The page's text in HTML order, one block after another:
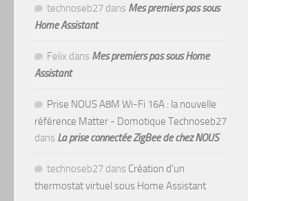
technoseb27 dans Mes premiers pas sous
Home Assistant
Felix dans Mes premiers pas sous Home
Assistant
Prise NOUS A8M Wi-Fi 16A : la nouvelle
référence Matter - Domotique Technoseb27
dans La prise connectée ZigBee de chez NOUS
technoseb27 dans Création d’un
thermostat virtuel sous Home Assistant